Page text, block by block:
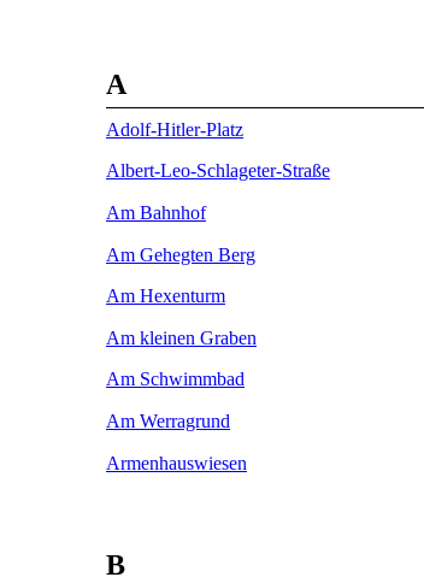
A
Adolf-Hitler-Platz
Albert-Leo-Schlageter-Straße
Am Bahnhof
Am Gehegten Berg
Am Hexenturm
Am kleinen Graben
Am Schwimmbad
Am Werragrund
Armenhauswiesen
B